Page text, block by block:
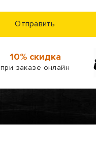
Отправить
10% скидка
при заказе онлайн